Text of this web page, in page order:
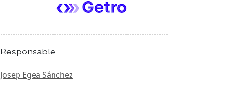
Responsable
Josep Egea Sánchez